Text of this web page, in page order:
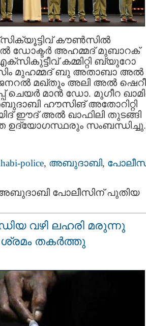
കൗൺസിൽ
ഡോക്ടർ അഹമ്മദ് മുബാറക്
കമ്മിറ്റി ബ്യുറോ
മുഹമ്മദ് ബു അതാബാ അൽ
മഖ്‌തൂം അലി അൽ
മാന്‍ ഡോ. മുഗീറ
ഹൗസിങ് അതോറിറ്റി
ഈദ് അല്‍ ഖാഫിലി തുടങ്ങി
ഉദ്യോഗസ്ഥരും സംബന്ധിച്ചു.
police, അബുദാബി,
പോലീസിന് പുതിയ
വഴി ലഹരി മരുന്നു
ശ്രമം തകര്‍ത്തു